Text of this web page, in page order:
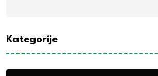
Kategorije